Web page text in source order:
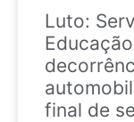
Luto:
final de